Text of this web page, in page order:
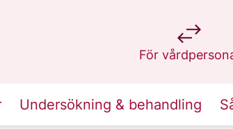
För
på 1177.se
Undersökning & behandling